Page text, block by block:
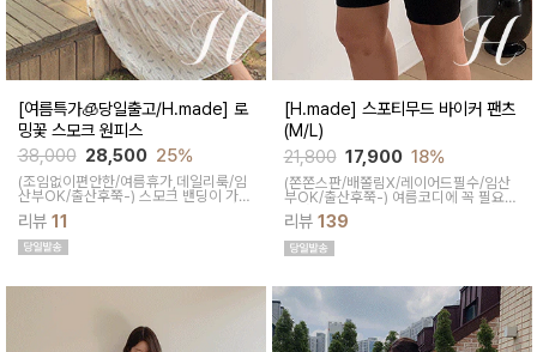
[여름특가🧊당일출고/H.made] 로
밍꽃 스모크 원피스
38,000 28,500 25%
(조임없이편안한/여름휴가,데일리룩/임
산부OK/출산후쭉-) 스모크 밴딩이 가슴
을 안정감 있게 잡아주는 플라워 롱 원피
스예요 플라워패턴으로 로맨틱한 무드로
데일리 외출룩으로 제격이에요
리뷰 11
[H.made] 스포티무드 바이커 팬츠
(M/L)
21,800 17,900 18%
(쫀쫀스판/배쫄림X/레이어드필수/임산
부OK/출산후쭉-) 여름코디에 꼭 필요한
핫아이템, 스포티한 무드의 바이커팬츠!
쫀쫀한 다리라인과 배부분은 부드럽고
쫀쫀한 소재에요
리뷰 139